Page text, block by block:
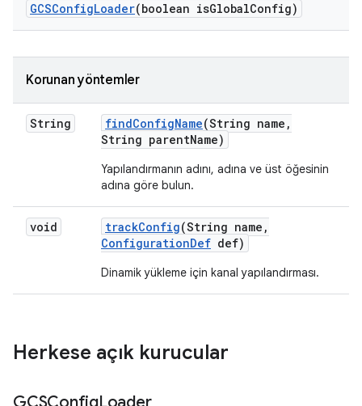
GCSConfigLoader(boolean isGlobalConfig)
Korunan yöntemler
String findConfigName(String name ,
String parentName)
Yapılandırmanın adını, adına ve üst öğesinin
adına göre bulun.
void trackConfig(String name ,
ConfigurationDef def)
Dinamik yükleme için kanal yapılandırması.
Herkese açık kurucular